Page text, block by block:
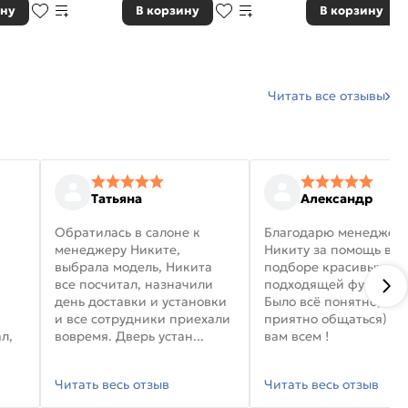
В корзину В корзину
Читать все отзывы
Татьяна
Обратилась в салоне к
менеджеру Никите,
выбрала модель, Никита
все посчитал, назначили
день доставки и установки
и все сотрудники приехали
вовремя. Дверь устан...
Читать весь отзыв
Александр
Благодарю
Никиту за помощь в
подборе красивых
подходящей
Было всё понятно, и
приятно общаться)
вам всем !
Читать весь отзыв